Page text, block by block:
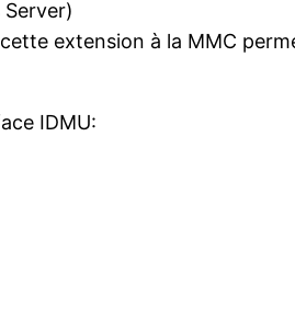
extension à la MMC
IDMU: